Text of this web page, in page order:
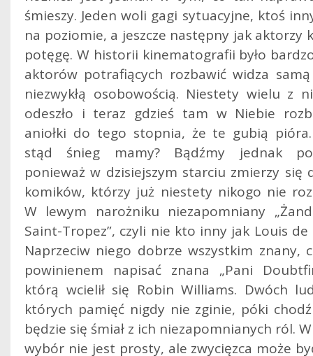
śmieszy. Jeden woli gagi sytuacyjne, ktoś
na poziomie, a jeszcze następny jak aktorzy
potęgę. W historii kinematografii było
aktorów potrafiących rozbawić widza
niezwykłą osobowością. Niestety wielu z
odeszło i teraz gdzieś tam w Niebie
aniołki do tego stopnia, że te gubią
stąd śnieg mamy? Bądźmy jednak
ponieważ w dzisiejszym starciu zmierzy się
komików, którzy już niestety nikogo nie
W lewym narożniku niezapomniany
Saint-Tropez”, czyli nie kto inny jak Louis de
Naprzeciw niego dobrze wszystkim znany,
powinienem napisać znana „Pani
którą wcielił się Robin Williams. Dwóch
których pamięć nigdy nie zginie, póki
będzie się śmiał z ich niezapomnianych ról.
wybór nie jest prosty, ale zwycięzca może